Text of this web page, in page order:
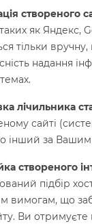
створеного
як Яндекс,
тільки
надання
лічильника
сайті
інший за
створеного
підбір
вимогам, що
Ви отримуєте